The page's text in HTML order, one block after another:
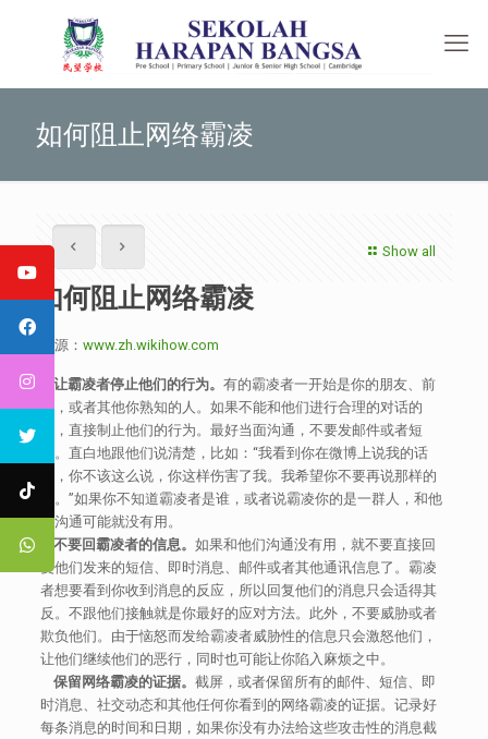
如何阻止网络霸凌
Show all
如何阻止网络霸凌
来源： www.zh.wikihow.com
让霸凌者停止他们的行为。 有的霸凌者一开始是你的朋友、前
任，或者其他你熟知的人。如果不能和他们进行合理的对话的
话，直接制止他们的行为。最好当面沟通，不要发邮件或者短
信。直白地跟他们说清楚，比如：“我看到你在微博上说我的话
了，你不该这么说，你这样伤害了我。我希望你不要再说那样的
话。”如果你不知道霸凌者是谁，或者说霸凌你的是一群人，和他
们沟通可能就没有用。
不要回霸凌者的信息。 如果和他们沟通没有用，就不要直接回
复他们发来的短信、即时消息、邮件或者其他通讯信息了。霸凌
者想要看到你收到消息的反应，所以回复他们的消息只会适得其
反。不跟他们接触就是你最好的应对方法。此外，不要威胁或者
欺负他们。由于恼怒而发给霸凌者威胁性的信息只会激怒他们，
让他们继续他们的恶行，同时也可能让你陷入麻烦之中。
保留网络霸凌的证据。 截屏，或者保留所有的邮件、短信、即
时消息、社交动态和其他任何你看到的网络霸凌的证据。记录好
每条消息的时间和日期，如果你没有办法给这些攻击性的消息截